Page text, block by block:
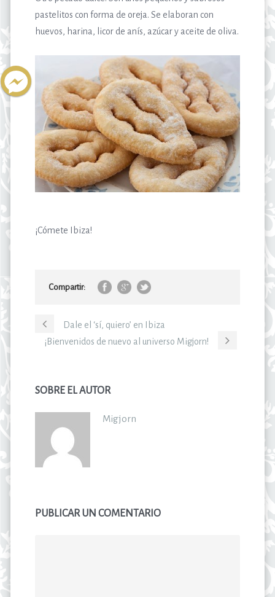
pastelitos con forma de oreja. Se elaboran con
huevos, harina, licor de anís, azúcar y aceite de oliva.
¡Cómete Ibiza!
Compartir:
Dale el ‘sí, quiero’ en Ibiza
¡Bienvenidos de nuevo al universo Migjorn!
SOBRE EL AUTOR
Migjorn
PUBLICAR UN COMENTARIO